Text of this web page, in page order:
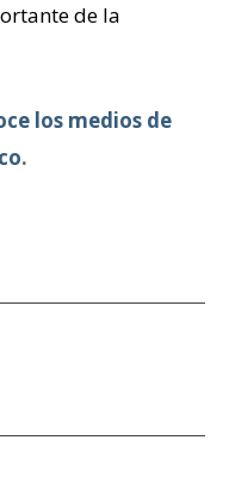
de la
los medios de
.